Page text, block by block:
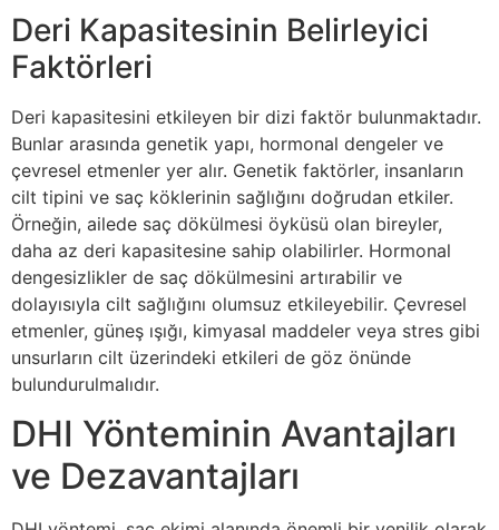
Deri Kapasitesinin Belirleyici
Faktörleri
Deri kapasitesini etkileyen bir dizi faktör bulunmaktadır.
Bunlar arasında genetik yapı, hormonal dengeler ve
çevresel etmenler yer alır. Genetik faktörler, insanların
cilt tipini ve saç köklerinin sağlığını doğrudan etkiler.
Örneğin, ailede saç dökülmesi öyküsü olan bireyler,
daha az deri kapasitesine sahip olabilirler. Hormonal
dengesizlikler de saç dökülmesini artırabilir ve
dolayısıyla cilt sağlığını olumsuz etkileyebilir. Çevresel
etmenler, güneş ışığı, kimyasal maddeler veya stres gibi
unsurların cilt üzerindeki etkileri de göz önünde
bulundurulmalıdır.
DHI Yönteminin Avantajları
ve Dezavantajları